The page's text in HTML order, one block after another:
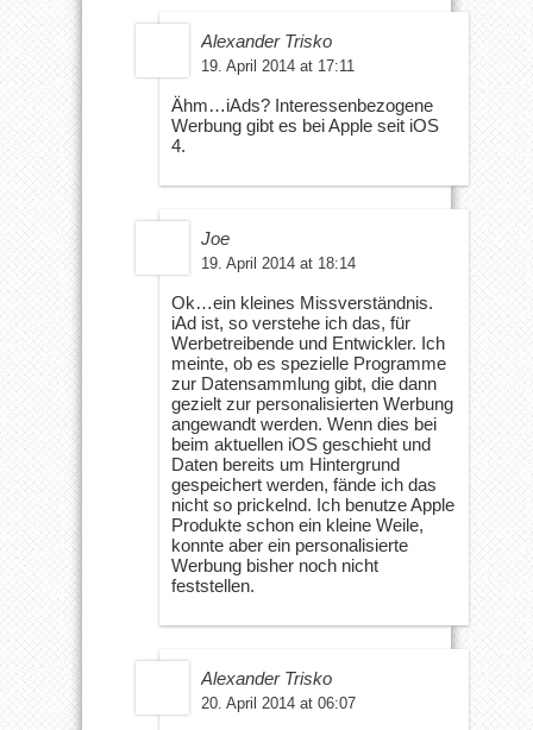
Alexander Trisko
19. April 2014 at 17:11
Ähm…iAds? Interessenbezogene
Werbung gibt es bei Apple seit iOS
4.
Joe
19. April 2014 at 18:14
Ok…ein kleines Missverständnis.
iAd ist, so verstehe ich das, für
Werbetreibende und Entwickler. Ich
meinte, ob es spezielle Programme
zur Datensammlung gibt, die dann
gezielt zur personalisierten Werbung
angewandt werden. Wenn dies bei
beim aktuellen iOS geschieht und
Daten bereits um Hintergrund
gespeichert werden, fände ich das
nicht so prickelnd. Ich benutze Apple
Produkte schon ein kleine Weile,
konnte aber ein personalisierte
Werbung bisher noch nicht
feststellen.
Alexander Trisko
20. April 2014 at 06:07